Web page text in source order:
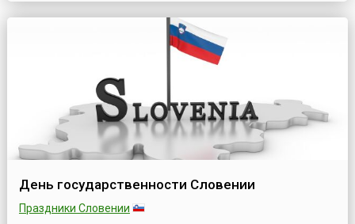
День государственности Словении
Праздники Словении